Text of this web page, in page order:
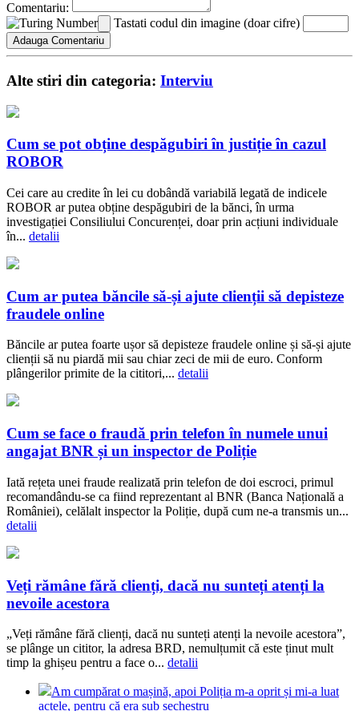
Comentariu:
Tastati codul din imagine (doar cifre)
Alte stiri din categoria: Interviu
Cum se pot obține despăgubiri în justiție în cazul
ROBOR
Cei care au credite în lei cu dobândă variabilă legată de indicele
ROBOR ar putea obține despăgubiri de la bănci, în urma
investigației Consiliului Concurenței, doar prin acțiuni individuale
în... detalii
Cum ar putea băncile să-și ajute clienții să depisteze
fraudele online
Băncile ar putea foarte ușor să depisteze fraudele online și să-și ajute
clienții să nu piardă mii sau chiar zeci de mii de euro. Conform
plângerilor primite de la cititori,... detalii
Cum se face o fraudă prin telefon în numele unui
angajat BNR și un inspector de Poliție
Iată rețeta unei fraude realizată prin telefon de doi escroci, primul
recomandându-se ca fiind reprezentant al BNR (Banca Națională a
României), celălalt inspector la Poliție, după cum ne-a transmis un...
detalii
Veți rămâne fără clienți, dacă nu sunteți atenți la
nevoile acestora
„Veți rămâne fără clienți, dacă nu sunteți atenți la nevoile acestora”,
se plânge un cititor, la adresa BRD, nemulțumit că este ținut mult
timp la ghișeu pentru a face o... detalii
Am cumpărat o mașină, apoi Poliția m-a oprit și mi-a luat
actele, pentru că era sub sechestru